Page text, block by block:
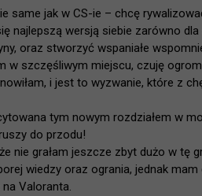
same jak w CS-ie – chcę
najlepszą wersją siebie zarówno dla
oraz stworzyć wspaniałe
w szczęśliwym miejscu, czuję
i jest to wyzwanie, które z
tym nowym rozdziałem w
do przodu!
nie grałam jeszcze zbyt dużo w tę
wiedzy oraz ogrania, jednak
Valoranta.